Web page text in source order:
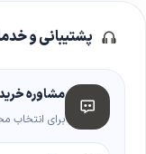
پشتیبانی و
مشاوره
برای انتخاب